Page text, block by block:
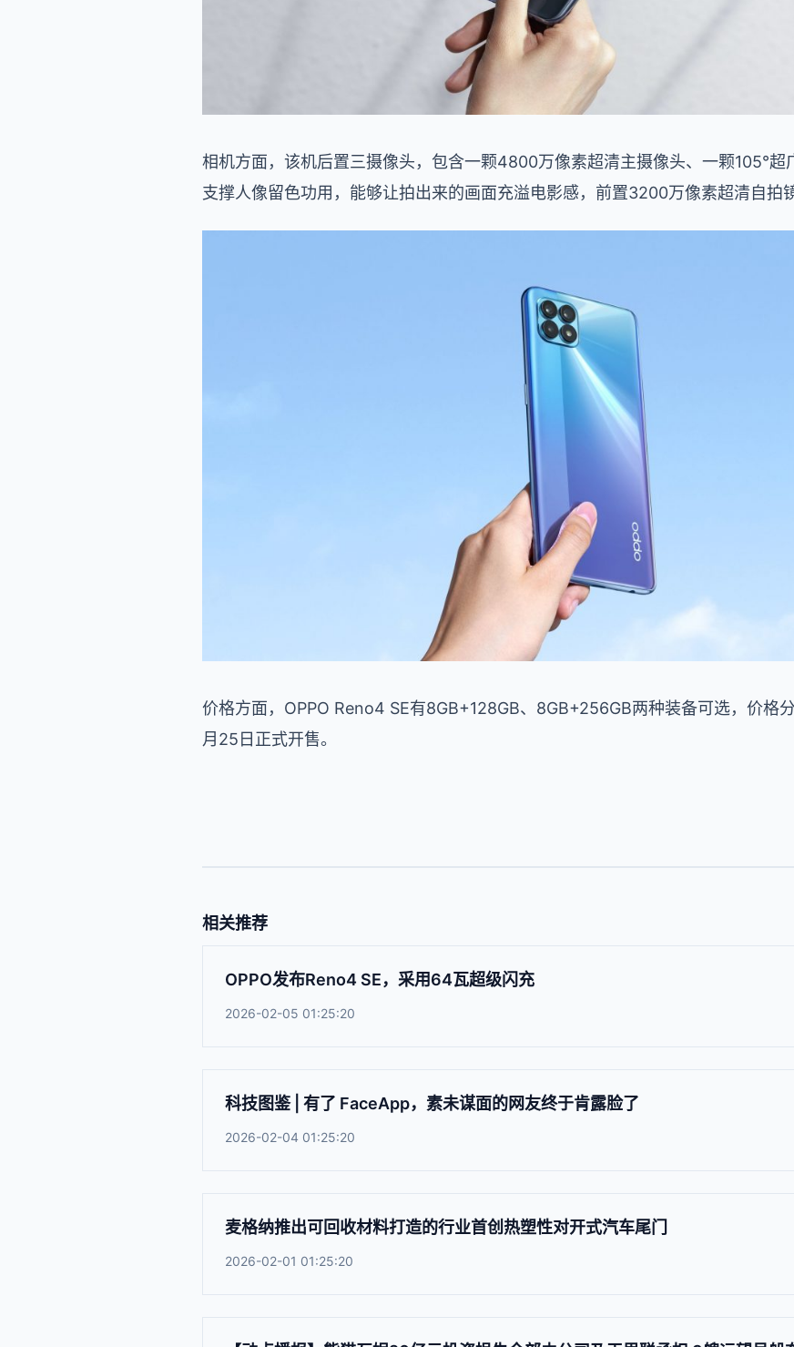
相机方面，该机后置三摄像头，包含一颗4800万像素超清主摄像头、一颗105°超
支撑人像留色功用，能够让拍出来的画面充溢电影感，前置3200万像素超清自拍镜
价格方面，OPPO Reno4 SE有8GB+128GB、8GB+256GB两种装备可选，价格
月25日正式开售。
相关推荐
OPPO发布Reno4 SE，采用64瓦超级闪充
2026-02-05 01:25:20
科技图鉴 | 有了 FaceApp，素未谋面的网友终于肯露脸了
2026-02-04 01:25:20
麦格纳推出可回收材料打造的行业首创热塑性对开式汽车尾门
2026-02-01 01:25:20